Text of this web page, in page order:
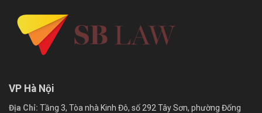
VP Hà Nội
Địa Chỉ: Tầng 3, Tòa nhà Kinh Đô, số 292 Tây Sơn, phường Đống